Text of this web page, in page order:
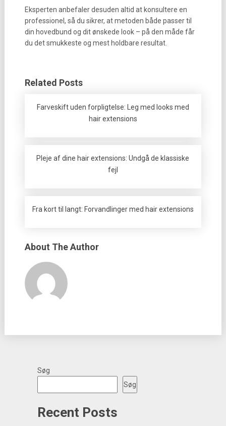
Eksperten anbefaler desuden altid at konsultere en
professionel, så du sikrer, at metoden både passer til
din hovedbund og dit ønskede look – på den måde får
du det smukkeste og mest holdbare resultat.
Related Posts
Farveskift uden forpligtelse: Leg med looks med
hair extensions
Pleje af dine hair extensions: Undgå de klassiske
fejl
Fra kort til langt: Forvandlinger med hair extensions
About The Author
Søg
Søg
Recent Posts